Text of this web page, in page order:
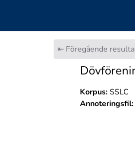
⇤ Föregående
Korpus:SSLC
Annoteringsfil: